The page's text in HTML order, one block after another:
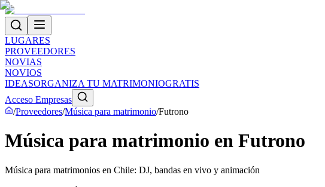
LUGARES
PROVEEDORES
NOVIAS
NOVIOS
IDEASORGANIZA TU MATRIMONIOGRATIS
Acceso Empresas
/Proveedores/Música para matrimonio/Futrono
Música para matrimonio en Futrono
Música para matrimonios en Chile: DJ, bandas en vivo y animación